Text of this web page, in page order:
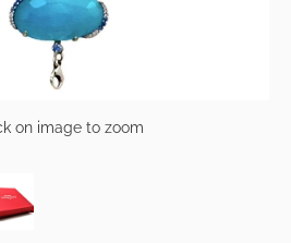
on image to zoom